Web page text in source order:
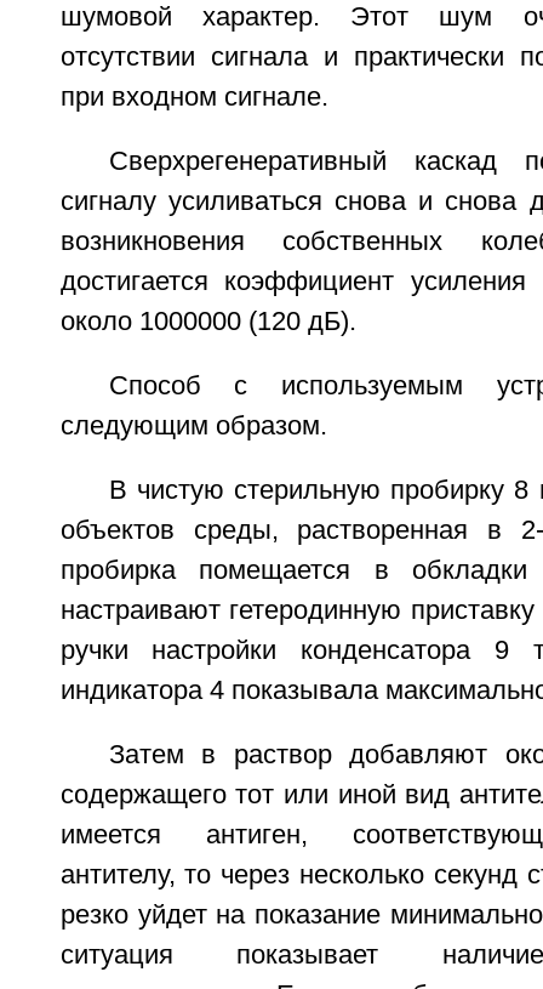
шумовой характер. Этот шум
отсутствии сигнала и практически
при входном сигнале.
Сверхрегенеративный каскад
сигналу усиливаться снова и снова
возникновения собственных
достигается коэффициент усиления
около 1000000 (120 дБ).
Способ с используемым
следующим образом.
В чистую стерильную пробирку
объектов среды, растворенная в
пробирка помещается в
настраивают гетеродинную
ручки настройки конденсатора 9
индикатора 4 показывала
Затем в раствор добавляют
содержащего тот или иной вид
имеется антиген,
антителу, то через несколько секунд
резко уйдет на показание
ситуация показывает